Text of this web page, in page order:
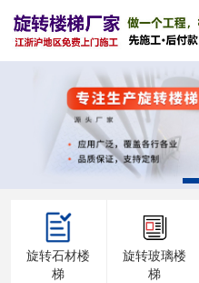
旋转石材楼
梯
旋转玻璃楼
梯